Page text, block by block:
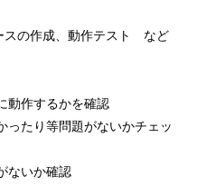
の作成、動作テスト など
動作するかを確認
ったり等問題がないかチェッ
ないか確認